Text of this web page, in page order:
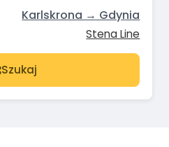
Karlskrona → Gdynia
Stena Line
Szukaj